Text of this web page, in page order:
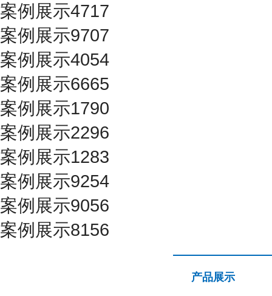
案例展示4717
案例展示9707
案例展示4054
案例展示6665
案例展示1790
案例展示2296
案例展示1283
案例展示9254
案例展示9056
案例展示8156
产品展示